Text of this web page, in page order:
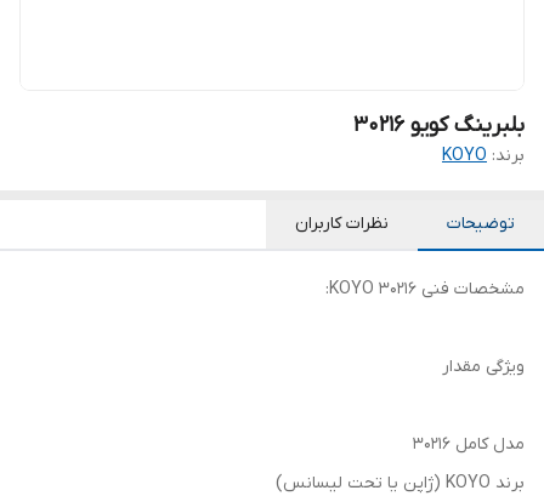
بلبرینگ کویو 30216
برند: KOYO
توضیحات نظرات کاربران
مشخصات فنی 30216 KOYO:
ویژگی مقدار
مدل کامل 30216
برند KOYO (ژاپن یا تحت لیسانس)